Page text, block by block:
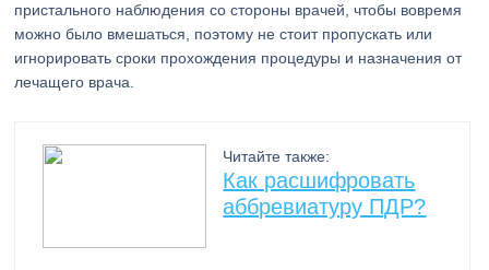
пристального наблюдения со стороны врачей, чтобы вовремя
можно было вмешаться, поэтому не стоит пропускать или
игнорировать сроки прохождения процедуры и назначения от
лечащего врача.
Читайте также:
Как расшифровать
аббревиатуру ПДР?